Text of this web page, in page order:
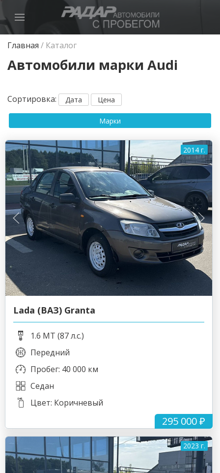
Главная / Каталог
Автомобили марки Audi
Сортировка: Дата Цена
Марки
2014 г.
295 000 ₽
Lada (ВАЗ) Granta
1.6 MT (87 л.с.)
Передний
Пробег: 40 000 км
Седан
Цвет: Коричневый
2023 г.